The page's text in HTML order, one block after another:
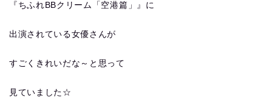
『ちふれBBクリーム「空港篇」』に
出演されている女優さんが
すごくきれいだな～と思って
見ていました☆